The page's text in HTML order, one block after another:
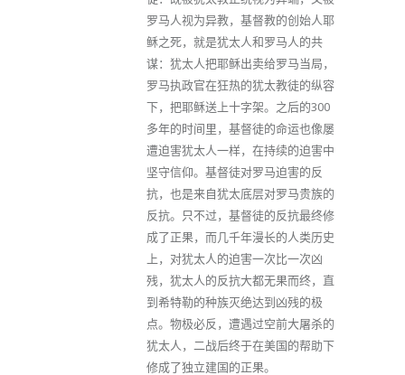
罗马人视为异教，基督教的创始人耶
稣之死，就是犹太人和罗马人的共
谋：犹太人把耶稣出卖给罗马当局，
罗马执政官在狂热的犹太教徒的纵容
下，把耶稣送上十字架。之后的300
多年的时间里，基督徒的命运也像屡
遭迫害犹太人一样，在持续的迫害中
坚守信仰。基督徒对罗马迫害的反
抗，也是来自犹太底层对罗马贵族的
反抗。只不过，基督徒的反抗最终修
成了正果，而几千年漫长的人类历史
上，对犹太人的迫害一次比一次凶
残，犹太人的反抗大都无果而终，直
到希特勒的种族灭绝达到凶残的极
点。物极必反，遭遇过空前大屠杀的
犹太人，二战后终于在美国的帮助下
修成了独立建国的正果。